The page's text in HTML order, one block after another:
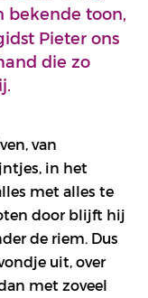
bekende toon,
Pieter ons
die zo
van
in het
met alles te
door blijft hij
de riem. Dus
uit, over
met zoveel